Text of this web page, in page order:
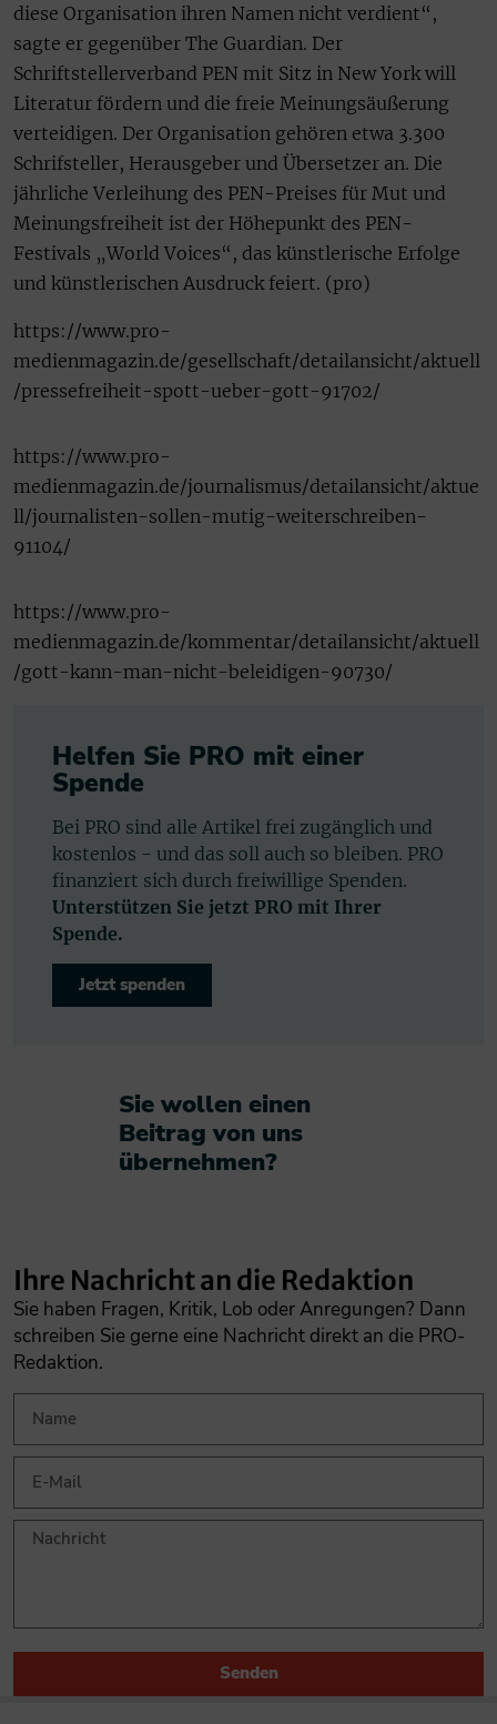
diese Organisation ihren Namen nicht verdient“,
sagte er gegenüber The Guardian. Der
Schriftstellerverband PEN mit Sitz in New York will
Literatur fördern und die freie Meinungsäußerung
verteidigen. Der Organisation gehören etwa 3.300
Schrifsteller, Herausgeber und Übersetzer an. Die
jährliche Verleihung des PEN-Preises für Mut und
Meinungsfreiheit ist der Höhepunkt des PEN-
Festivals „World Voices“, das künstlerische Erfolge
und künstlerischen Ausdruck feiert. (pro)
https://www.pro-
medienmagazin.de/gesellschaft/detailansicht/aktuell
/pressefreiheit-spott-ueber-gott-91702/
https://www.pro-
medienmagazin.de/journalismus/detailansicht/aktue
ll/journalisten-sollen-mutig-weiterschreiben-
91104/
https://www.pro-
medienmagazin.de/kommentar/detailansicht/aktuell
/gott-kann-man-nicht-beleidigen-90730/
Helfen Sie PRO mit einer
Spende
Bei PRO sind alle Artikel frei zugänglich und
kostenlos - und das soll auch so bleiben. PRO
finanziert sich durch freiwillige Spenden.
Unterstützen Sie jetzt PRO mit Ihrer
Spende.
Jetzt spenden
Sie wollen einen
Beitrag von uns
übernehmen?​
Ihre Nachricht an die Redaktion
Sie haben Fragen, Kritik, Lob oder Anregungen? Dann
schreiben Sie gerne eine Nachricht direkt an die PRO-
Redaktion.
Senden